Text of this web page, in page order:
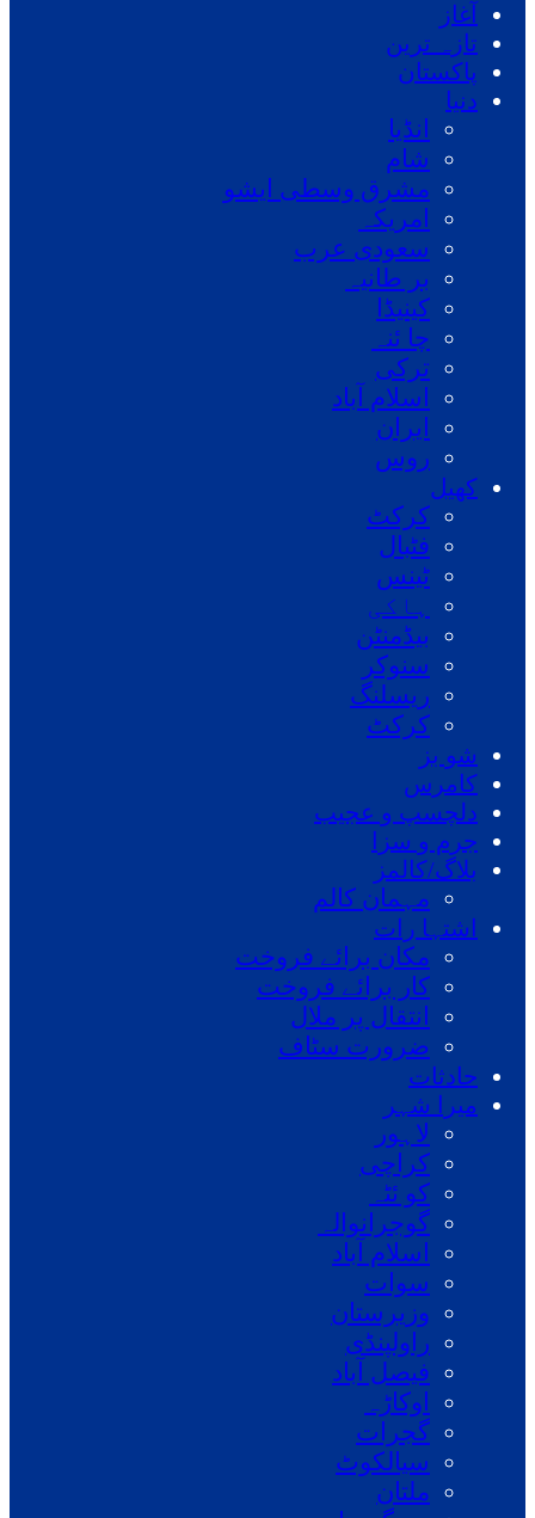
آغاز
تازہ ترین
پاکستان
دنیا
انڈیا
شام
مشرق وسطی ایشو
امریکہ
سعودی عرب
بر طانیہ
کینیڈا
چا ئنہ
ترکی
اسلام آباد
ایران
روس
کھیل
کرکٹ
فٹبال
ٹینس
ہاکی
بیڈمنٹن
سنوکر
ریسلنگ
کرکٹ
شو بز
کامرس
دلچسپ و عجیب
جرم و سزا
بلاگ/کالمز
مہمان کالم
اشتہا رات
مکان برائے فروخت
کار برائے فروخت
انتقال پر ملال
ضرورت سٹاف
حادثات
میرا شہر
لاہور
کراچی
کو ئٹہ
گوجرانوالہ
اسلام آباد
سوات
وزیرستان
راولپنڈی
فیصل آباد
اوکاڑہ
گجرات
سیالکوٹ
ملتان